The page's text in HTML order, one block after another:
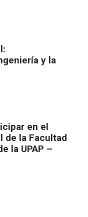
y la
en el
de la Facultad
la UPAP –